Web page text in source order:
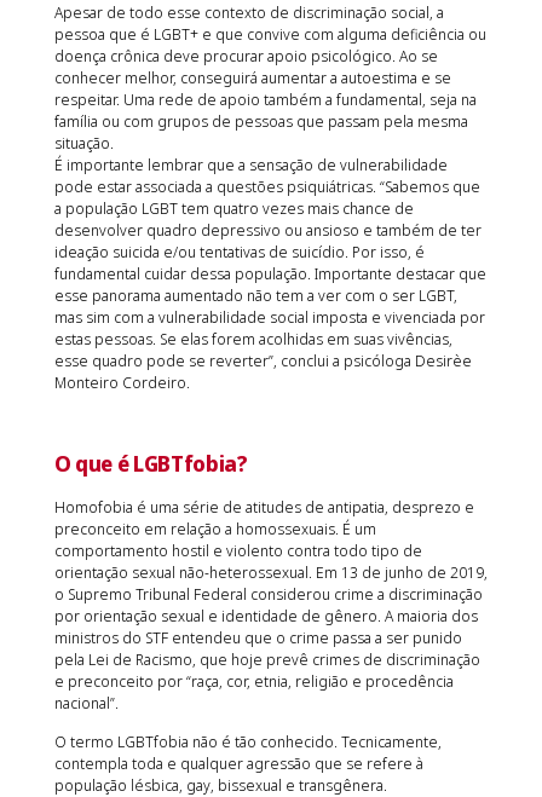
Apesar de todo esse contexto de discriminação social, a
pessoa que é LGBT+ e que convive com alguma deficiência ou
doença crônica deve procurar apoio psicológico. Ao se
conhecer melhor, conseguirá aumentar a autoestima e se
respeitar. Uma rede de apoio também a fundamental, seja na
família ou com grupos de pessoas que passam pela mesma
situação.
É importante lembrar que a sensação de vulnerabilidade
pode estar associada a questões psiquiátricas. “Sabemos que
a população LGBT tem quatro vezes mais chance de
desenvolver quadro depressivo ou ansioso e também de ter
ideação suicida e/ou tentativas de suicídio. Por isso, é
fundamental cuidar dessa população. Importante destacar que
esse panorama aumentado não tem a ver com o ser LGBT,
mas sim com a vulnerabilidade social imposta e vivenciada por
estas pessoas. Se elas forem acolhidas em suas vivências,
esse quadro pode se reverter”, conclui a psicóloga Desirèe
Monteiro Cordeiro.
O que é LGBTfobia?
Homofobia é uma série de atitudes de antipatia, desprezo e
preconceito em relação a homossexuais. É um
comportamento hostil e violento contra todo tipo de
orientação sexual não-heterossexual. Em 13 de junho de 2019,
o Supremo Tribunal Federal considerou crime a discriminação
por orientação sexual e identidade de gênero. A maioria dos
ministros do STF entendeu que o crime passa a ser punido
pela Lei de Racismo, que hoje prevê crimes de discriminação
e preconceito por “raça, cor, etnia, religião e procedência
nacional”.
O termo LGBTfobia não é tão conhecido. Tecnicamente,
contempla toda e qualquer agressão que se refere à
população lésbica, gay, bissexual e transgênera.